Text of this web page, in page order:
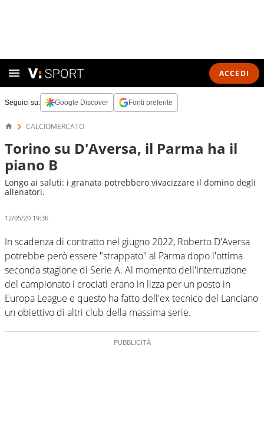
ACCEDI
Seguici su: Google Discover Fonti preferite
CALCIOMERCATO
Torino su D'Aversa, il Parma ha il
piano B
Longo ai saluti: i granata potrebbero vivacizzare il domino degli
allenatori.
12/05/20 19:36
In scadenza di contratto nel giugno 2022, Roberto D'Aversa
potrebbe però essere "strappato" al Parma dopo l'ottima
seconda stagione di Serie A. Al momento dell'interruzione
del campionato i crociati erano in lizza per un posto in
Europa League e questo ha fatto dell'ex tecnico del Lanciano
un obiettivo di altri club della massima serie.